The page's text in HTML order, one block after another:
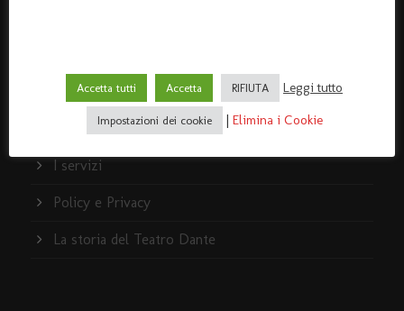
Home Teatro Dante
Dove siamo
I servizi
Policy e Privacy
La storia del Teatro Dante
Accetta tutti Accetta RIFIUTA Leggi tutto
Impostazioni dei cookie | Elimina i Cookie